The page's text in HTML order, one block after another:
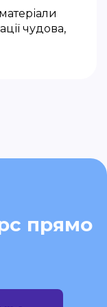
чудова,
прямо